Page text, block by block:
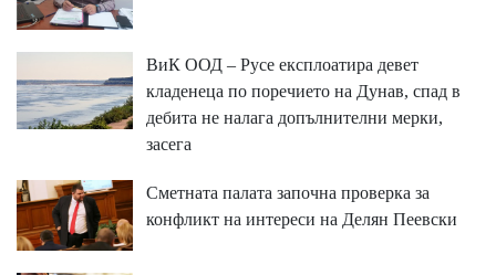
ВиК ООД – Русе експлоатира девет
кладенеца по поречието на Дунав, спад в
дебита не налага допълнителни мерки,
засега
Сметната палата започна проверка за
конфликт на интереси на Делян Пеевски